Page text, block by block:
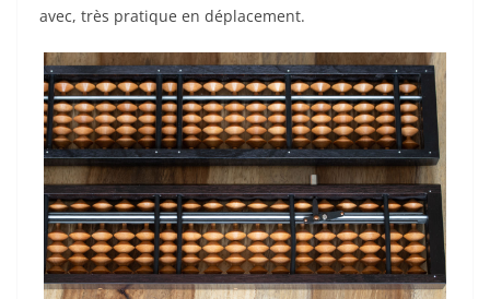
avec, très pratique en déplacement.